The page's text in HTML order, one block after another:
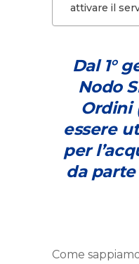
attivare il
Dal 1°
Nodo
Ordini
essere
per
da
Come